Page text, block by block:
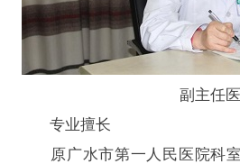
副主任医
专业擅长
原广水市第一人民医院科室